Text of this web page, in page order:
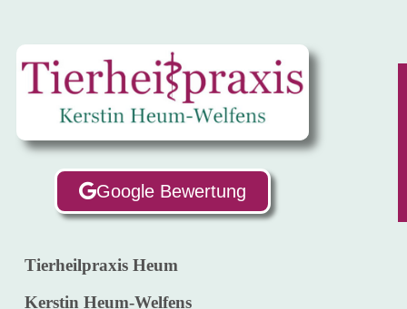
Google Bewertung
Tierheilpraxis Heum
Kerstin Heum-Welfens